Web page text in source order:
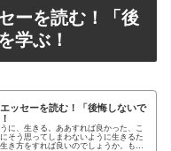
ーを読む！「後
学ぶ！
ッセーを読む！「後悔しないで
に、生きる。ああすれば良かった、こ
そう思ってしまわないように生きるた
き方をすれば良いのでしょうか。もち